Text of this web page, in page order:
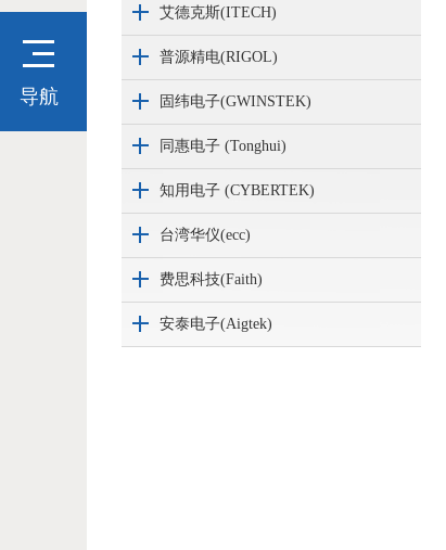
导航
艾德克斯(ITECH)
普源精电(RIGOL)
固纬电子(GWINSTEK)
同惠电子 (Tonghui)
知用电子 (CYBERTEK)
台湾华仪(ecc)
费思科技(Faith)
安泰电子(Aigtek)